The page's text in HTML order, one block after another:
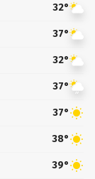
32°
37°
32°
37°
37°
38°
39°